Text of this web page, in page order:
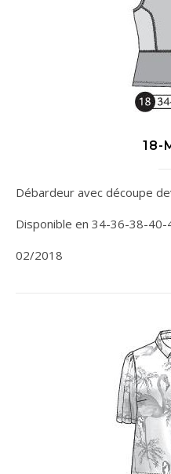
18-
Débardeur avec découpe
Disponible en 34-36-38-
02/2018